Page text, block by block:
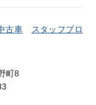
古車
スタッフブロ
町8